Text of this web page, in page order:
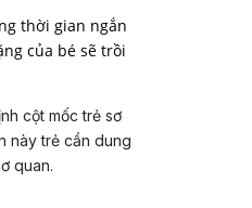
thời gian ngắn
của bé sẽ trồi
cột mốc trẻ sơ
này trẻ cần dung
quan.